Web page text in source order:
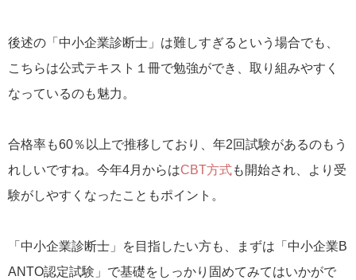
後述の「中小企業診断士」は難しすぎるという場合でも、
こちらは公式テキスト１冊で勉強ができ、取り組みやすく
なっているのも魅力。
合格率も60％以上で推移しており、年2回試験があるのもう
れしいですね。今年4月からはCBT方式も開始され、より受
験がしやすくなったこともポイント。
「中小企業診断士」を目指したい方も、まずは「中小企業B
ANTO認定試験」で基礎をしっかり固めてみてはいかがで